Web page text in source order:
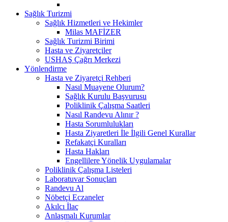
Sağlık Turizmi
Sağlık Hizmetleri ve Hekimler
Milas MAFİZER
Sağlık Turizmi Birimi
Hasta ve Ziyaretçiler
USHAŞ Çağrı Merkezi
Yönlendirme
Hasta ve Ziyaretçi Rehberi
Nasıl Muayene Olurum?
Sağlık Kurulu Başvurusu
Poliklinik Çalışma Saatleri
Nasıl Randevu Alınır ?
Hasta Sorumlulukları
Hasta Ziyaretleri İle İlgili Genel Kurallar
Refakatçi Kuralları
Hasta Hakları
Engellilere Yönelik Uygulamalar
Poliklinik Çalışma Listeleri
Laboratuvar Sonuçları
Randevu Al
Nöbetçi Eczaneler
Akılcı İlaç
Anlaşmalı Kurumlar